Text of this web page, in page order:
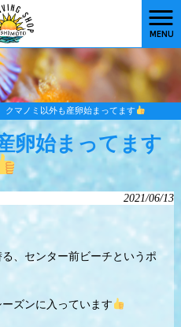
MENU
クマノミ以外も産卵始まってます
卵始まってます
2021/06/13
、センター前ビーチというポ
ズンに入っています